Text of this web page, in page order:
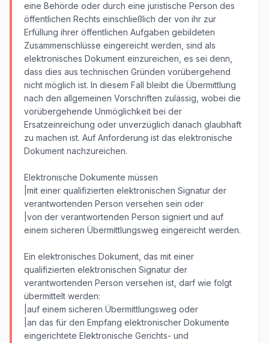
eine Behörde oder durch eine juristische Person des
öffentlichen Rechts einschließlich der von ihr zur
Erfüllung ihrer öffentlichen Aufgaben gebildeten
Zusammenschlüsse eingereicht werden, sind als
elektronisches Dokument einzureichen, es sei denn,
dass dies aus technischen Gründen vorübergehend
nicht möglich ist. In diesem Fall bleibt die Übermittlung
nach den allgemeinen Vorschriften zulässig, wobei die
vorübergehende Unmöglichkeit bei der
Ersatzeinreichung oder unverzüglich danach glaubhaft
zu machen ist. Auf Anforderung ist das elektronische
Dokument nachzureichen.
Elektronische Dokumente müssen
|mit einer qualifizierten elektronischen Signatur der
verantwortenden Person versehen sein oder
|von der verantwortenden Person signiert und auf
einem sicheren Übermittlungsweg eingereicht werden.
Ein elektronisches Dokument, das mit einer
qualifizierten elektronischen Signatur der
verantwortenden Person versehen ist, darf wie folgt
übermittelt werden:
|auf einem sicheren Übermittlungsweg oder
|an das für den Empfang elektronischer Dokumente
eingerichtete Elektronische Gerichts- und